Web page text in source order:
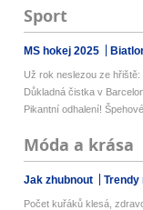
Sport
MS hokej 2025
Už rok neslezou ze hřiště:
Důkladná čistka v
Pikantní odhalení!
Móda a krása
Jak zhubnout Trendy
Počet kuřáků klesá,